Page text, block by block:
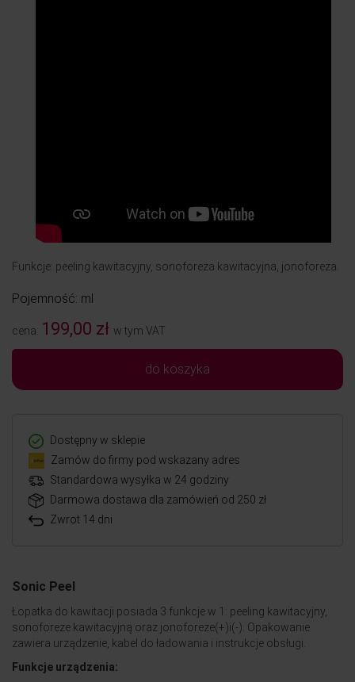
Funkcje: peeling kawitacyjny, sonoforeza kawitacyjna, jonoforeza.
Pojemność: ml
cena: 199,00 zł w tym VAT
do koszyka
Dostępny w sklepie
Zamów do firmy pod wskazany adres
Standardowa wysyłka w 24 godziny
Darmowa dostawa dla zamówień od 250 zł
Zwrot 14 dni
Sonic Peel
Łopatka do kawitacji posiada 3 funkcje w 1: peeling kawitacyjny,
sonoforeze kawitacyjną oraz jonoforeze(+)i(-). Opakowanie
zawiera urządzenie, kabel do ładowania i instrukcje obsługi.
Funkcje urządzenia: